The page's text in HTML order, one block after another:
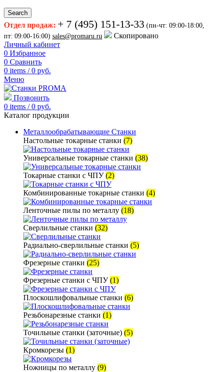
Search
Отдел продаж: + 7 (495) 151-13-33 (пн-чт: 09:00-18:00,
пт: 09:00-16:00) sales@promaru.ru
Скопировано
Личный кабинет
0 Избранное
0 Сравнить
0 items / 0 руб.
Меню
Позвонить
0 items / 0 руб.
Каталог продукции
Металлообрабатывающие Станки
Настольные токарные станки (7)
Универсальные токарные станки (38)
Токарные станки с ЧПУ(2)
Комбинированные токарные станки (4)
Ленточные пилы по металлу (18)
Сверлильные станки (32)
Радиально-сверлильные станки (5)
Фрезерные станки (25)
Фрезерные станки с ЧПУ(1)
Плоскошлифовальные станки (6)
Резьбонарезные станки (1)
Точильные станки (заточные) (5)
Кромкорезы (1)
Ножницы по металлу (9)